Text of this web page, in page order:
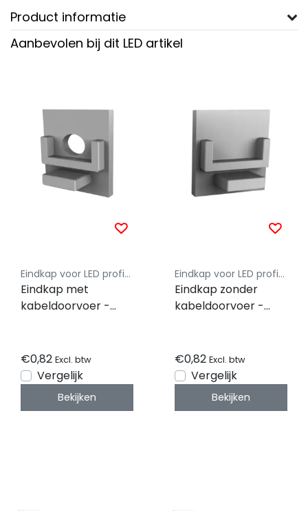
Product informatie
Aanbevolen bij dit LED artikel
Eindkap voor LED profiel - Luksus
Eindkap met
kabeldoorvoer -
€0,82 Excl. btw
Vergelijk
Bekijken
Eindkap voor LED profiel - Luksus
Eindkap zonder
kabeldoorvoer -
€0,82 Excl. btw
Vergelijk
Bekijken